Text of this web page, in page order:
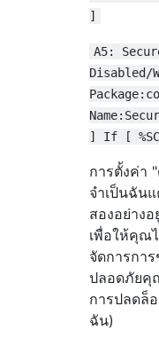
]
A5:
Disabled/
] If [
การตั้งค่า
จำเป็นฉัน
สองอย่าง
เพื่อให้คุณ
จัดการกา
ปลอดภัยคุ
การปลดล็
ฉัน)